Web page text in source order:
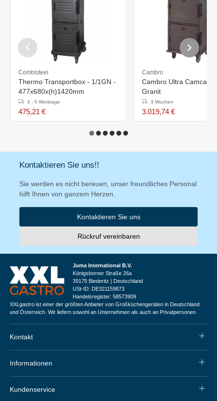
Combisteel
Thermo Transportbox - 1/1GN -
477x680x(h)1420mm
3 - 5 Werktage
475,21 €
Cambro
Cambro Ultra Camcart
Granit
3 Wochen
3.019,74 €
Kontaktieren Sie uns!!
Sie werden es nicht bereuen, unser freundliches Personal
hilft Ihnen von ganzem Herzen.
Kontaktieren Sie uns
Rückruf vereinbaren
Juma International B.V.
Königsborner Straße 26a
39175 Biederitz | Deutschland
USt-ID: DE321159873
Handelsregister: 58573909
XXLgastro ist einer der größten Anbieter von Großküchengeräten in Deutschland
und Österreich. Wir liefern sowohl an Unternehmen als auch an Privatpersonen.
Kontakt
Informationen
Kundenservice